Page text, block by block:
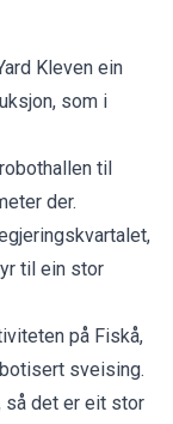
Kleven ein
som i
til
der.
til ein stor
på Fiskå,
sveising.
så det er eit stor